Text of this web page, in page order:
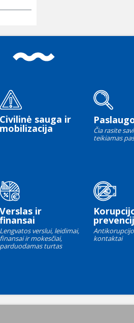
Civilinė sauga ir
mobilizacija
Čia rasite
teikiamas
Verslas ir
finansai
Lengvatos verslui, leidimai,
finansai ir mokesčiai,
parduodamas turtas
kontaktai